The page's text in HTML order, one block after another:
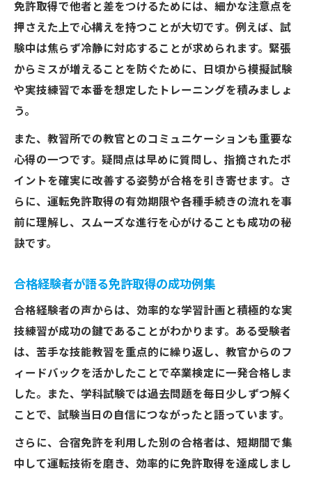
免許取得で他者と差をつけるためには、細かな注意点を
押さえた上で心構えを持つことが大切です。例えば、試
験中は焦らず冷静に対応することが求められます。緊張
からミスが増えることを防ぐために、日頃から模擬試験
や実技練習で本番を想定したトレーニングを積みましょ
う。
また、教習所での教官とのコミュニケーションも重要な
心得の一つです。疑問点は早めに質問し、指摘されたポ
イントを確実に改善する姿勢が合格を引き寄せます。さ
らに、運転免許取得の有効期限や各種手続きの流れを事
前に理解し、スムーズな進行を心がけることも成功の秘
訣です。
合格経験者が語る免許取得の成功例集
合格経験者の声からは、効率的な学習計画と積極的な実
技練習が成功の鍵であることがわかります。ある受験者
は、苦手な技能教習を重点的に繰り返し、教官からのフ
ィードバックを活かしたことで卒業検定に一発合格しま
した。また、学科試験では過去問題を毎日少しずつ解く
ことで、試験当日の自信につながったと語っています。
さらに、合宿免許を利用した別の合格者は、短期間で集
中して運転技術を磨き、効率的に免許取得を達成しまし